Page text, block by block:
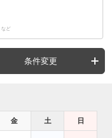
など
条件変更
金 土 日